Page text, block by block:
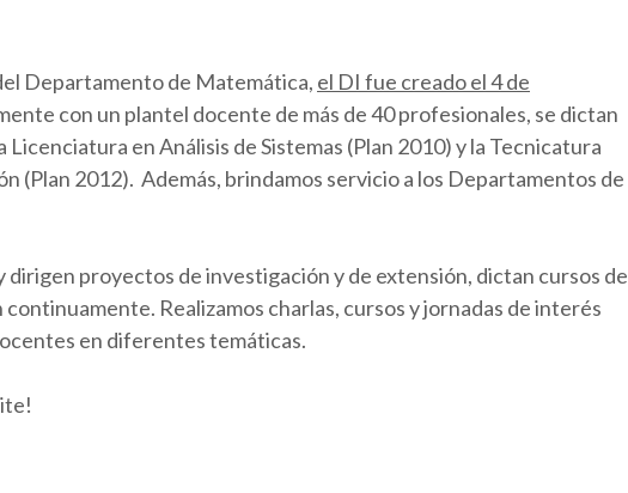
Departamento de Matemática, el DI fue creado el 4 de
con un plantel docente de más de 40 profesionales, se dictan
en Análisis de Sistemas (Plan 2010) y la Tecnicatura
(Plan 2012). Además, brindamos servicio a los Departamentos de
proyectos de investigación y de extensión, dictan cursos de
Realizamos charlas, cursos y jornadas de interés
en diferentes temáticas.